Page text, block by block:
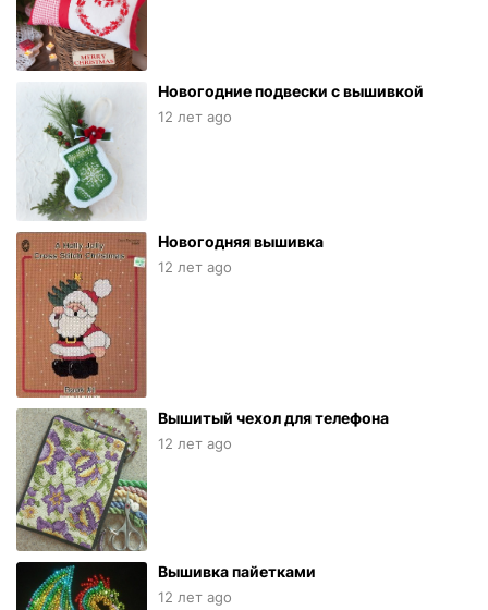
Новогодние подвески с вышивкой
12 лет ago
Новогодняя вышивка
12 лет ago
Вышитый чехол для телефона
12 лет ago
Вышивка пайетками
12 лет ago